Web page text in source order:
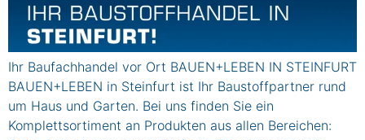
Ihr Baufachhandel vor Ort BAUEN+LEBEN IN STEINFURT
BAUEN+LEBEN in Steinfurt ist Ihr Baustoffpartner rund
um Haus und Garten. Bei uns finden Sie ein
Komplettsortiment an Produkten aus allen Bereichen: